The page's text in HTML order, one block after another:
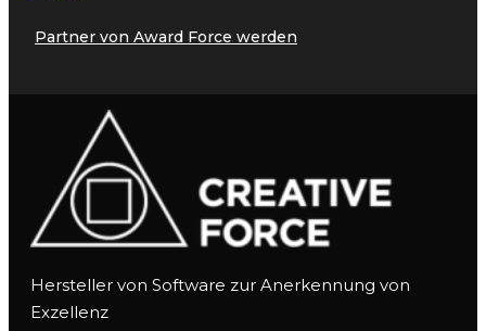
Partner von Award Force werden
Hersteller von Software zur Anerkennung von
Exzellenz